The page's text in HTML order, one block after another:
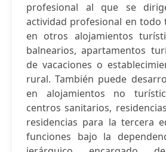
profesional al que se
actividad profesional en todo
en otros alojamientos
balnearios, apartamentos
de vacaciones o
rural. También puede
en alojamientos no
centros sanitarios,
residencias para la tercera
funciones bajo la